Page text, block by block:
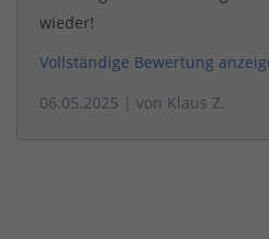
wieder!
Vollständige Bewertung
06.05.2025 | von Klaus Z.